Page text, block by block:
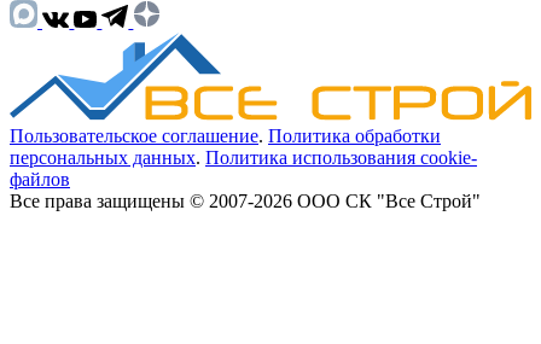
Пользовательское соглашение. Политика обработки
персональных данных. Политика использования cookie-
файлов
Все права защищены © 2007-2026 ООО СК "Все Строй"